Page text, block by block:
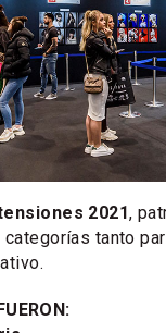
2021,
categorías tanto